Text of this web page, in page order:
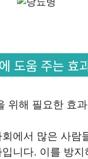
도움 주는 효
위해 필요한 효
에서 많은 사람
니다. 이를 방지